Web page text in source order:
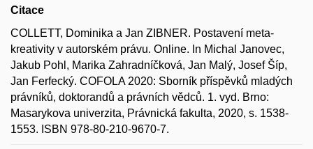
Citace
COLLETT, Dominika a Jan ZIBNER. Postavení meta-
kreativity v autorském právu. Online. In Michal Janovec,
Jakub Pohl, Marika Zahradníčková, Jan Malý, Josef Šíp,
Jan Ferfecký. COFOLA 2020: Sborník příspěvků mladých
právníků, doktorandů a právních vědců. 1. vyd. Brno:
Masarykova univerzita, Právnická fakulta, 2020, s. 1538-
1553. ISBN 978-80-210-9670-7.